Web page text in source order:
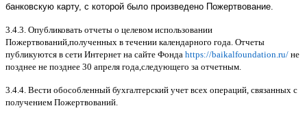
банковскую карту, с которой было произведено Пожертвование.
3.4.3. Опубликовать отчеты о целевом использовании
Пожертвований полученных в течении календарного года Отчеты
публикуются в сети Интернет на сайте Фонда https://baikalfoundation.ru/ не
позднее не позднее 30 апреля года следующего за отчетным
3.4.4. Вести обособленный бухгалтерский учет всех операций связанных с
получением Пожертвований